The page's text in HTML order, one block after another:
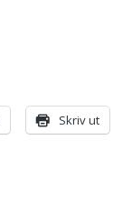
Skriv ut